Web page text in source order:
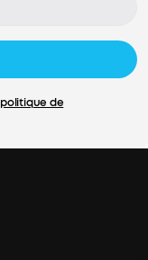
politique de